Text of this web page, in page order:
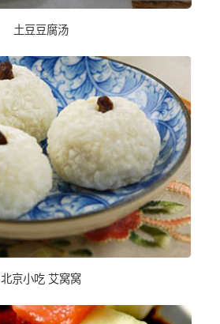
土豆豆腐汤
北京小吃 艾窝窝